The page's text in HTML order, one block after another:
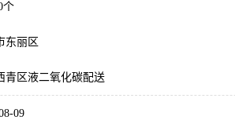
个
东丽区
青区液二氧化碳配送
09